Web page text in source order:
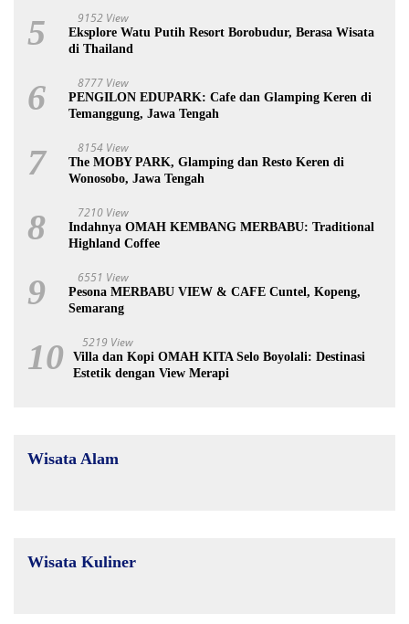
5 9152 View
Eksplore Watu Putih Resort Borobudur, Berasa Wisata
di Thailand
6 8777 View
PENGILON EDUPARK: Cafe dan Glamping Keren di
Temanggung, Jawa Tengah
7 8154 View
The MOBY PARK, Glamping dan Resto Keren di
Wonosobo, Jawa Tengah
8 7210 View
Indahnya OMAH KEMBANG MERBABU: Traditional
Highland Coffee
9 6551 View
Pesona MERBABU VIEW & CAFE Cuntel, Kopeng,
Semarang
10 5219 View
Villa dan Kopi OMAH KITA Selo Boyolali: Destinasi
Estetik dengan View Merapi
Wisata Alam
Wisata Kuliner